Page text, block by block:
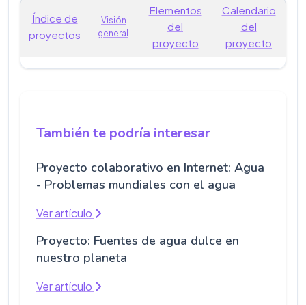
Índice de
proyectos
Visión
general
Elementos
del
proyecto
Calendario
del
proyecto
También te podría interesar
Proyecto colaborativo en Internet: Agua
- Problemas mundiales con el agua
Ver artículo
Proyecto: Fuentes de agua dulce en
nuestro planeta
Ver artículo